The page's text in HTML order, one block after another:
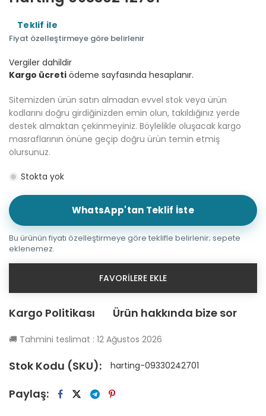
Teklif ile
Fiyat özelleştirmeye göre belirlenir
Vergiler dahildir
Kargo ücreti ödeme sayfasında hesaplanır.
Sitemizden ürün satın almadan evvel stok veya ürün
kodlarını doğru girdiğinizden emin olun, takıldığınız yerde
destek almaktan çekinmeyiniz. Böylelikle oluşacak kargo
masraflarının önüne geçip doğru ürün temin etmiş
olursunuz.
Stokta yok
WhatsApp'tan Teklif İste
Bu ürünün fiyatı özelleştirmeye göre teklifle belirlenir; sepete
eklenemez.
FAVORILERE EKLE
Kargo Politikası Ürün hakkında bize sor
🚚 Tahmini teslimat : 12 Ağustos 2026
Stok Kodu (SKU): harting-09330242701
Paylaş: